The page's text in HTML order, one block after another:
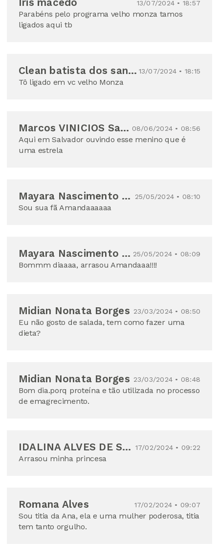
Iris macedo 13/07/2024 • 18:57
Parabéns pelo programa velho monza tamos
ligados aqui tb
Clean batista dos santos 13/07/2024 • 18:15
Tô ligado em vc velho Monza
Marcos VINICIOS Santos Almeida 08/06/2024 • 08:56
Aqui em Salvador ouvindo esse menino que é
uma estrela
Mayara Nascimento Mendes 25/05/2024 • 08:10
Sou sua fã Amandaaaaaa
Mayara Nascimento Mendes 25/05/2024 • 08:09
Bommm diaaaa, arrasou Amandaaa!!!!
Midian Nonata Borges 23/03/2024 • 08:50
Eu não gosto de salada, tem como fazer uma
dieta?
Midian Nonata Borges 23/03/2024 • 08:48
Bom dia.porq proteína e tão utilizada no processo
de emagrecimento.
IDALINA ALVES DE SOUZA 17/02/2024 • 09:22
Arrasou minha princesa
Romana Alves 17/02/2024 • 09:07
Sou titia da Ana, ela e uma mulher poderosa, titia
tem tanto orgulho.